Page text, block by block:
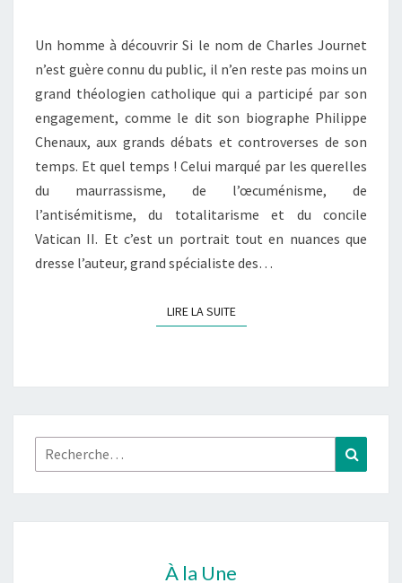
LES
COMBATS
DE
SON
TEMPS
Un homme à découvrir Si le nom de Charles Journet
n’est guère connu du public, il n’en reste pas moins un
grand théologien catholique qui a participé par son
engagement, comme le dit son biographe Philippe
Chenaux, aux grands débats et controverses de son
temps. Et quel temps ! Celui marqué par les querelles
du maurrassisme, de l’œcuménisme, de
l’antisémitisme, du totalitarisme et du concile
Vatican II. Et c’est un portrait tout en nuances que
dresse l’auteur, grand spécialiste des…
LIRE LA SUITELIRE LA SUITE
Rechercher :
À la Une